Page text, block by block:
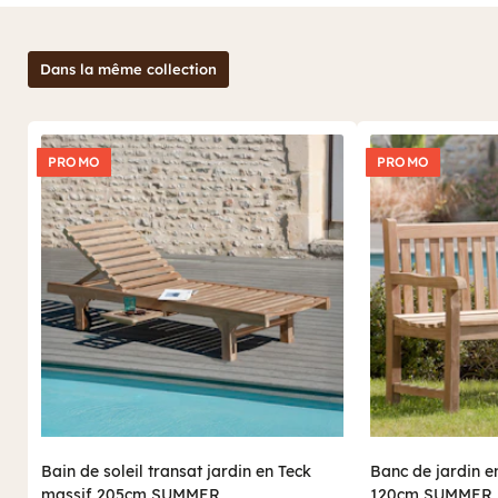
leur élégance et leur modernité. Vous n'aurez jamais attendu
l'été avec autant d'impatience !
Découvrez l'ensemble de notre
Dans la même collection
PROMO
Bain de soleil transat jardin en Teck
PROMO
Banc de jardin